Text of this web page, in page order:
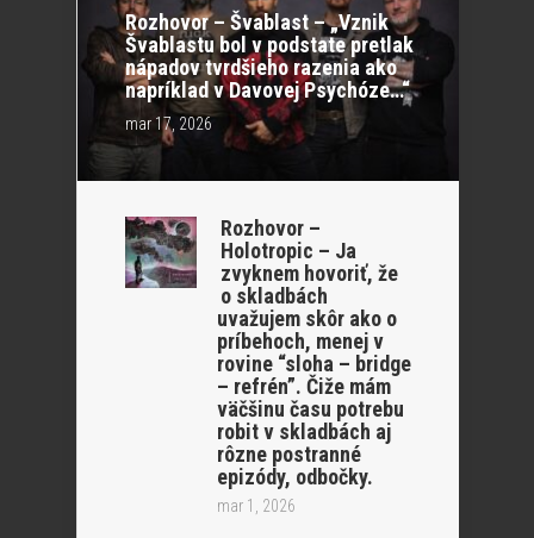
Rozhovor – Švablast – „Vznik
Švablastu bol v podstate pretlak
nápadov tvrdšieho razenia ako
napríklad v Davovej Psychóze…“
mar 17, 2026
Rozhovor –
Holotropic – Ja
zvyknem hovoriť, že
o skladbách
uvažujem skôr ako o
príbehoch, menej v
rovine “sloha – bridge
– refrén”. Čiže mám
väčšinu času potrebu
robit v skladbách aj
rôzne postranné
epizódy, odbočky.
mar 1, 2026